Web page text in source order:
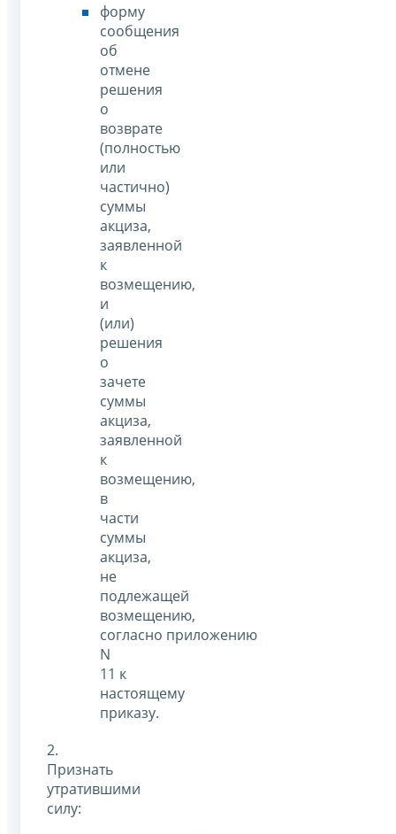
форму
сообщения
об
отмене
решения
о
возврате
(полностью
или
частично)
суммы
акциза,
заявленной
к
возмещению,
и
(или)
решения
о
зачете
суммы
акциза,
заявленной
к
возмещению,
в
части
суммы
акциза,
не
подлежащей
возмещению,
согласно приложению
N
11 к
настоящему
приказу.
2.
Признать
утратившими
силу: